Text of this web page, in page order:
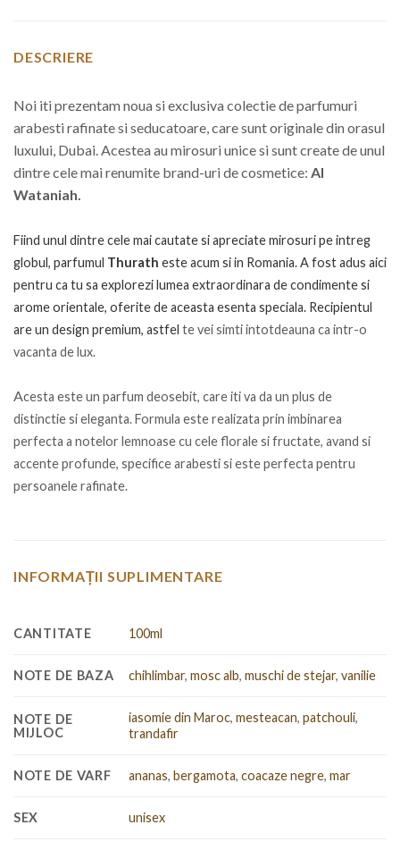
DESCRIERE
Noi iti prezentam noua si exclusiva colectie de parfumuri
arabesti rafinate si seducatoare, care sunt originale din orasul
luxului, Dubai. Acestea au mirosuri unice si sunt create de unul
dintre cele mai renumite brand-uri de cosmetice: Al
Wataniah.
Fiind unul dintre cele mai cautate si apreciate mirosuri pe intreg
globul, parfumul Thurath este acum si in Romania. A fost adus aici
pentru ca tu sa explorezi lumea extraordinara de condimente si
arome orientale, oferite de aceasta esenta speciala. Recipientul
are un design premium, astfel te vei simti intotdeauna ca intr-o
vacanta de lux.
Acesta este un parfum deosebit, care iti va da un plus de
distinctie si eleganta. Formula este realizata prin imbinarea
perfecta a notelor lemnoase cu cele florale si fructate, avand si
accente profunde, specifice arabesti si este perfecta pentru
persoanele rafinate.
INFORMAȚII SUPLIMENTARE
CANTITATE 100ml
NOTE DE BAZA chihlimbar,mosc alb,muschi de stejar,vanilie
NOTE DE
MIJLOC
iasomie din Maroc,mesteacan,patchouli,
trandafir
NOTE DE VARF ananas,bergamota,coacaze negre,mar
SEX unisex